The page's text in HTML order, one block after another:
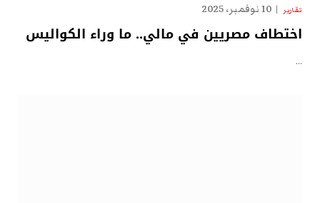
تقارير 10 نوفمبر، 2025
اختطاف مصريين في مالي.. ما وراء الكواليس
…